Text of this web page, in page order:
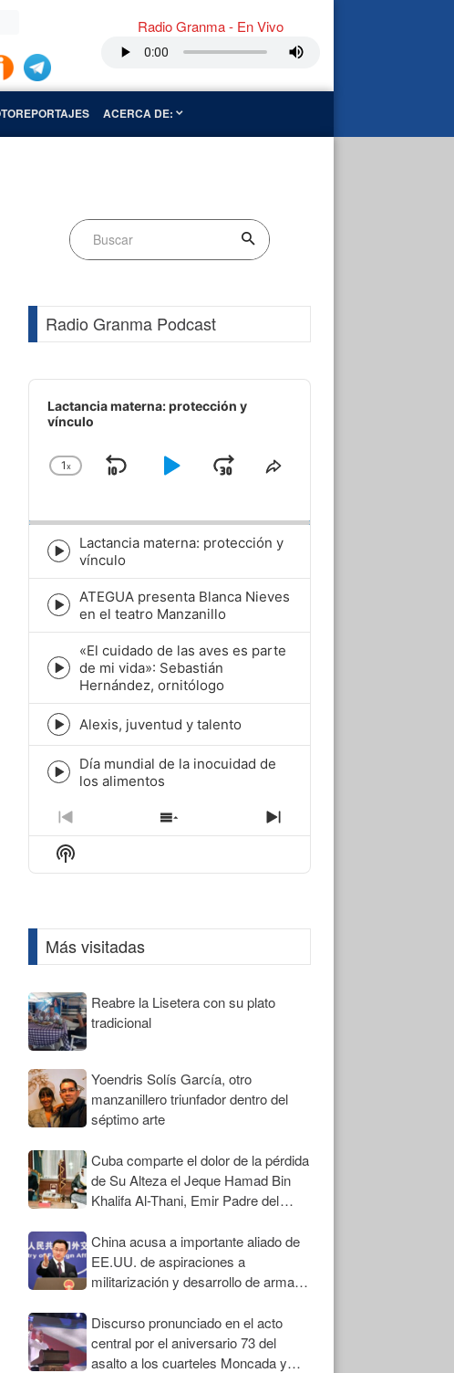
Radio Granma - En Vivo
ACERCA DE:
Radio Granma Podcast
Audio
Player
Lactancia materna: protección y
vínculo
Change
1x
SkipPlayJumpShare
Episode
play
icon
Lactancia materna: protección y
vínculo
Episode
play
icon
ATEGUA presenta Blanca Nieves
en el teatro Manzanillo
Episode
play
icon
«El cuidado de las aves es parte
de mi vida»: Sebastián
Hernández, ornitólogo
Episode
play
icon
Alexis, juventud y talento
Episode
icon
Día mundial de la inocuidad de
los alimentos
Previous
Episode
Show
Episodes
Next
Episode
Show
Podcast
Más visitadas
Reabre la Lisetera con su plato
tradicional
Yoendris Solís García, otro
manzanillero triunfador dentro del
séptimo arte
Cuba comparte el dolor de la pérdida
de Su Alteza el Jeque Hamad Bin
Khalifa Al-Thani, Emir Padre del
China acusa a importante aliado de
EE.UU. de aspiraciones a
militarización y desarrollo de armas
Discurso pronunciado en el acto
central por el aniversario 73 del
asalto a los cuarteles Moncada y